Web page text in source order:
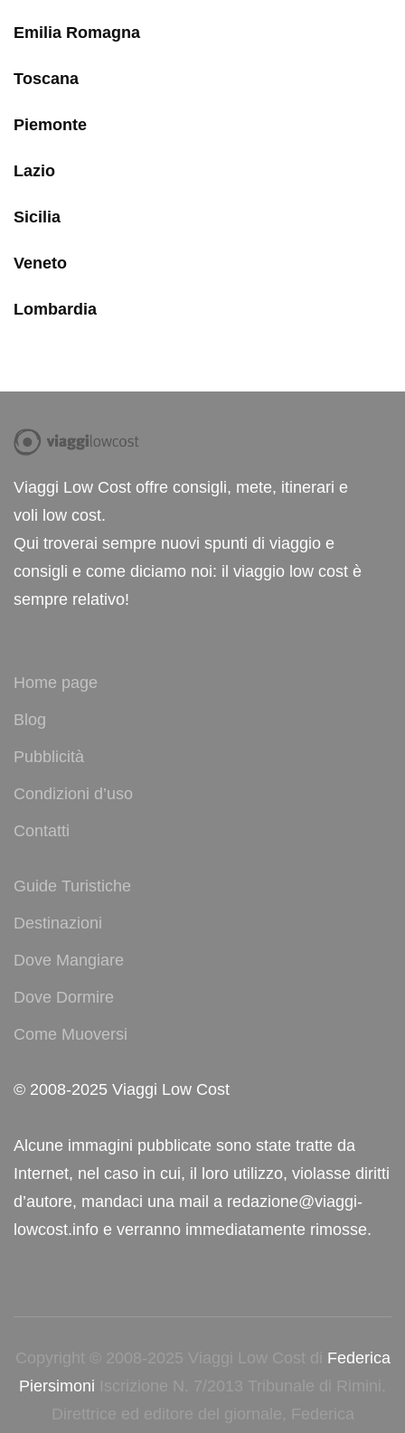
Emilia Romagna
Toscana
Piemonte
Lazio
Sicilia
Veneto
Lombardia
Viaggi Low Cost offre consigli, mete, itinerari e
voli low cost.
Qui troverai sempre nuovi spunti di viaggio e
consigli e come diciamo noi: il viaggio low cost è
sempre relativo!
Home page
Blog
Pubblicità
Condizioni d’uso
Contatti
Guide Turistiche
Destinazioni
Dove Mangiare
Dove Dormire
Come Muoversi
© 2008-2025 Viaggi Low Cost
Alcune immagini pubblicate sono state tratte da
Internet, nel caso in cui, il loro utilizzo, violasse diritti
d’autore, mandaci una mail a redazione@viaggi-
lowcost.info e verranno immediatamente rimosse.
Copyright © 2008-2025 Viaggi Low Cost di Federica
Piersimoni Iscrizione N. 7/2013 Tribunale di Rimini.
Direttrice ed editore del giornale, Federica